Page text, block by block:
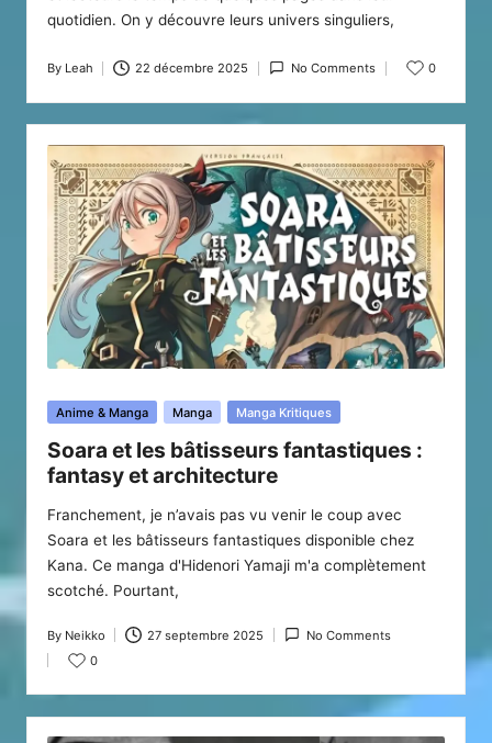
quotidien. On y découvre leurs univers singuliers,
Posted
by
By Leah 22 décembre 2025 No Comments 0
Posted
Anime & Manga Manga Manga Kritiques
Soara et les bâtisseurs fantastiques :
fantasy et architecture
Franchement, je n’avais pas vu venir le coup avec
Soara et les bâtisseurs fantastiques disponible chez
Kana. Ce manga d'Hidenori Yamaji m'a complètement
scotché. Pourtant,
Posted
by
By Neikko 27 septembre 2025
No Comments
0